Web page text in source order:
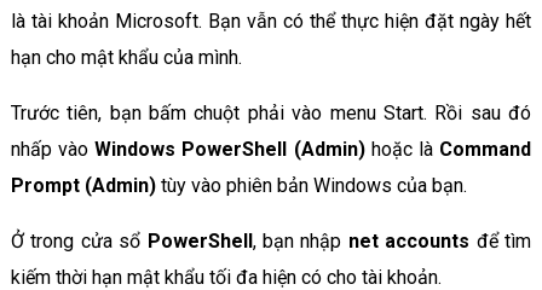
là tài khoản Microsoft. Bạn vẫn có thể thực hiện đặt ngày hết
hạn cho mật khẩu của mình.
Trước tiên, bạn bấm chuột phải vào menu Start. Rồi sau đó
nhấp vàoWindows PowerShell (Admin)hoặc làCommand
Prompt (Admin)tùy vào phiên bản Windows của bạn.
Ở trong cửa sổ PowerShell, bạn nhập net accounts để tìm
kiếm thời hạn mật khẩu tối đa hiện có cho tài khoản.